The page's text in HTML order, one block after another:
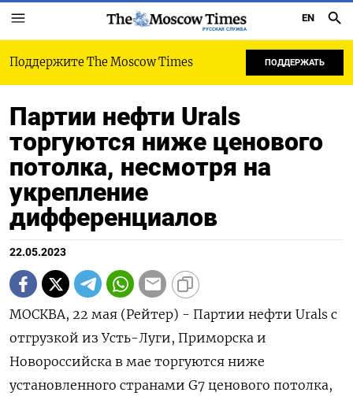
РУССКАЯ СЛУЖБА
EN
Поддержите The Moscow Times ПОДДЕРЖАТЬ
Партии нефти Urals
торгуются ниже ценового
потолка, несмотря на
укрепление
дифференциалов
22.05.2023
МОСКВА, 22 мая (Рейтер) - Партии нефти Urals с
отгрузкой из Усть-Луги, Приморска и
Новороссийска в мае торгуются ниже
установленного странами G7 ценового потолка,